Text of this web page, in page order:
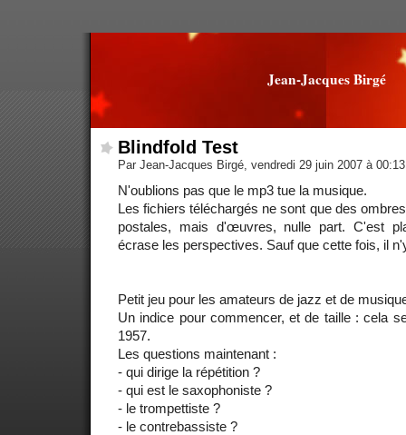
Jean-Jacques Birgé
Blindfold Test
Par Jean-Jacques Birgé, vendredi 29 juin 2007 à
N'oublions pas que le mp3 tue la musique.
Les fichiers téléchargés ne sont que des
postales, mais d'œuvres, nulle part. C'est
écrase les perspectives. Sauf que cette fois, il
Petit jeu pour les amateurs de jazz et de
Un indice pour commencer, et de taille : cela
1957.
Les questions maintenant :
- qui dirige la répétition ?
- qui est le saxophoniste ?
- le trompettiste ?
- le contrebassiste ?